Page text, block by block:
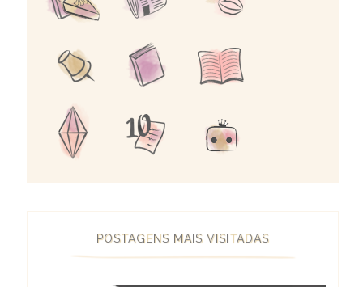
POSTAGENS MAIS VISITADAS